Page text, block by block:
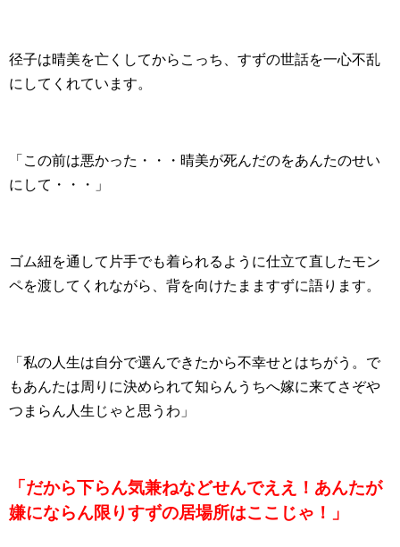
径子は晴美を亡くしてからこっち、すずの世話を一心不乱
にしてくれています。
「この前は悪かった・・・晴美が死んだのをあんたのせい
にして・・・」
ゴム紐を通して片手でも着られるように仕立て直したモン
ペを渡してくれながら、背を向けたまますずに語ります。
「私の人生は自分で選んできたから不幸せとはちがう。で
もあんたは周りに決められて知らんうちへ嫁に来てさぞや
つまらん人生じゃと思うわ」
「だから下らん気兼ねなどせんでええ！あんたが
嫌にならん限りすずの居場所はここじゃ！」